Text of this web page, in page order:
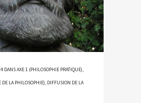
DANSAXE 1 (PHILOSOPHIE PRATIQUE),
DE LA PHILOSOPHIE), DIFFUSION DE LA